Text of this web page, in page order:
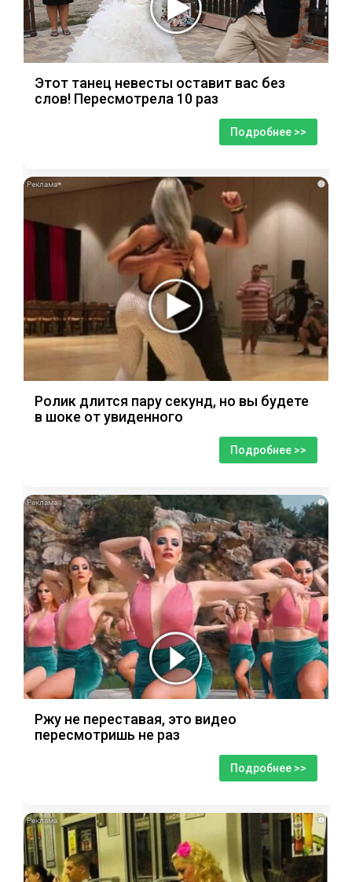
Этот танец невесты оставит вас без
слов! Пересмотрела 10 раз
Подробнее >>
i
Ролик длится пару секунд, но вы будете
в шоке от увиденного
Подробнее >>
i
Ржу не переставая, это видео
пересмотришь не раз
Подробнее >>
i